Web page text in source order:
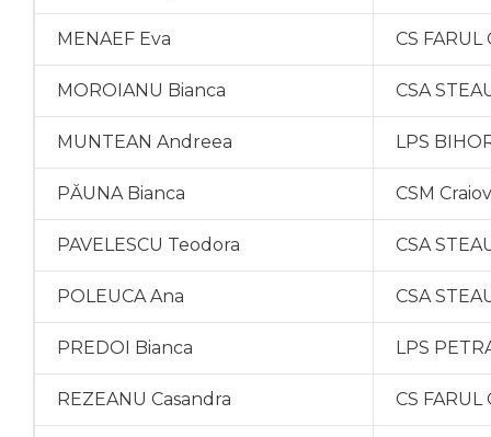
MENAEF Eva CS
MOROIANU Bianca CSA
MUNTEAN Andreea LPS
PĂUNA Bianca CSM
PAVELESCU Teodora CSA
POLEUCA Ana CSA
PREDOI Bianca LPS
REZEANU Casandra CS